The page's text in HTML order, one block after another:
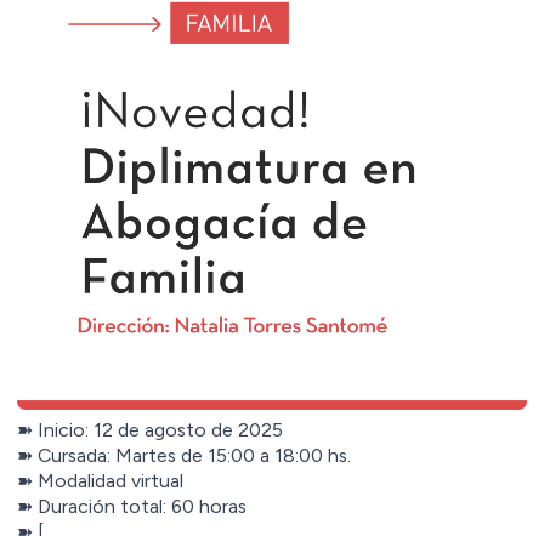
➽ Inicio: 12 de agosto de 2025
➽ Cursada: Martes de 15:00 a 18:00 hs.
➽ Modalidad virtual
➽ Duración total: 60 horas